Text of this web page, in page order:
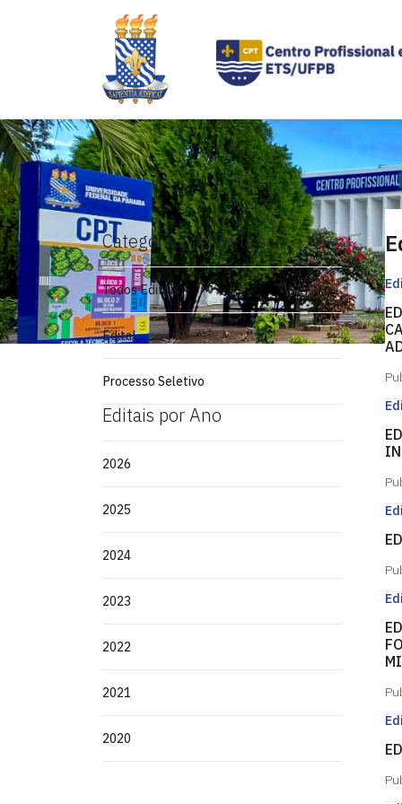
Categorias de Editais
Todos Editais
Edital
Processo Seletivo
Editais por Ano
2026
2025
2024
2023
2022
2021
2020